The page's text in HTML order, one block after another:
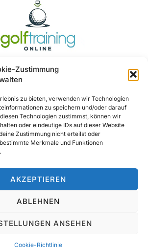
Zustimmung
zu bieten, verwenden wir Technologien
zu speichern und/oder darauf
Technologien zustimmst, können wir
oder eindeutige IDs auf dieser Website
Zustimmung nicht erteilst oder
Merkmale und Funktionen
AKZEPTIEREN
ABLEHNEN
ANSEHEN
Cookie-Richtlinie
Ja, Gerne ..
© 2025 All Rights Reserved